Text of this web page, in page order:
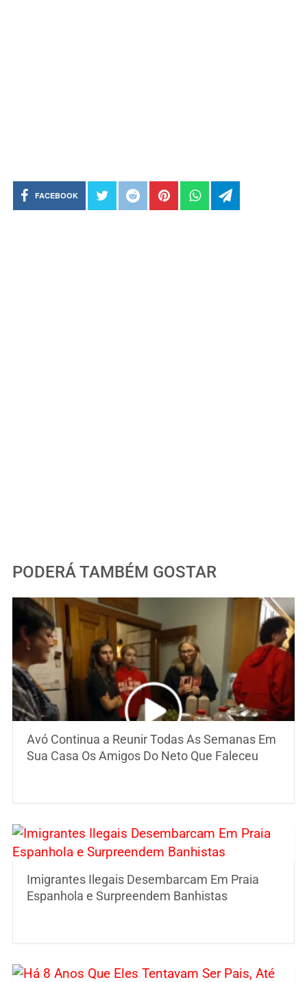
FACEBOOK
PODERÁ TAMBÉM GOSTAR
Avó Continua a Reunir Todas As Semanas Em
Sua Casa Os Amigos Do Neto Que Faleceu
Imigrantes Ilegais Desembarcam Em Praia
Espanhola e Surpreendem Banhistas